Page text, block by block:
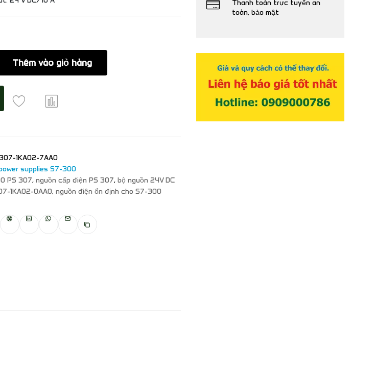
Thêm vào giỏ hàng
1KA02-7AA0
supplies S7-300
PS 307, nguồn cấp điện PS 307, bộ nguồn 24V DC
1KA02-0AA0, nguồn điện ổn định cho S7-300
Thanh toán trực tuyến an
toàn, bảo mật